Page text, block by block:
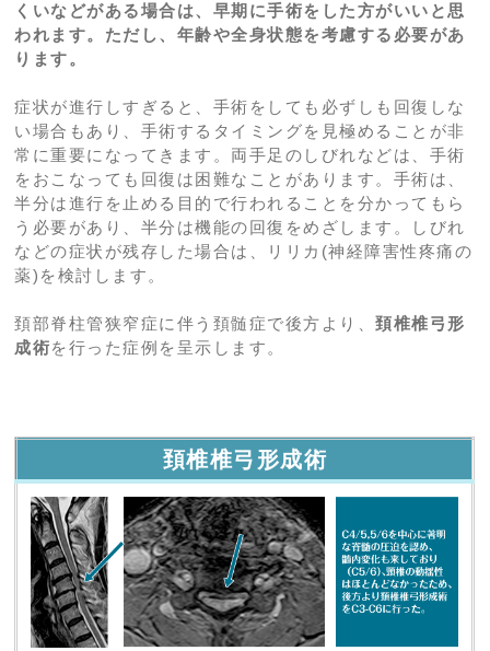
脳ドックの盲点
認知症
片頭痛
パーキンソン病
頚椎後縦靱帯骨化症(OPLL)
腰部脊柱管狭窄症
腰椎椎間板ヘルニア
胸腰椎圧迫骨折
外傷性頚部症候群
高血圧症
糖尿病
脂質異常症
骨粗鬆症
くいなどがある場合は、早期に手術をした方がいいと思
われます。ただし、年齢や全身状態を考慮する必要があ
ります。
症状が進行しすぎると、手術をしても必ずしも回復しな
い場合もあり、手術するタイミングを見極めることが非
常に重要になってきます。両手足のしびれなどは、手術
をおこなっても回復は困難なことがあります。手術は、
半分は進行を止める目的で行われることを分かってもら
う必要があり、半分は機能の回復をめざします。しびれ
などの症状が残存した場合は、リリカ(神経障害性疼痛の
薬)を検討します。
頚部脊柱管狭窄症に伴う頚髄症で後方より、頚椎椎弓形
成術を行った症例を呈示します。
頚椎椎弓形成術